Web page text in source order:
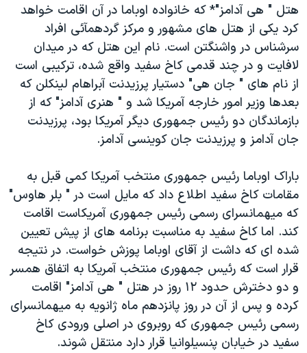
تریبونال مردمی آبان ۹۸
دادگاه حمید نوری
چهل سال گروگان‌گیری
قانون شفافیت دارائی کادر رهبری ایران
اعتراضات مردمی آبان ۹۸
اسرائیل در جنگ
همایش محافظه‌کاران آمریکا «سی‌پک»
صفحه‌های ویژه
سفر پرزیدنت ترامپ به چین
هتل " هی آدامز"* که خانواده اوباما در آن اقامت خواهد
کرد یکی از هتل های مشهور و مرکز گردهمآئی افراد
سرشناس در واشنگتن است. نام این هتل که در میدان
لافایت و در چند قدمی کاخ سفید واقع شده، ترکیبی است
از نام های " جان هی" دستیار پرزیدنت آبراهام لینکلن که
بعدها وزیر امور خارجه آمریکا شد و " هنری آدامز" که از
بازماندگان دو رئیس جمهوری دیگر آمریکا بود، پرزیدنت
جان آدامز و پرزیدنت جان کوینسی آدامز.
باراک اوباما رئیس جمهوری منتخب آمریکا کمی قبل به
مقامات کاخ سفید اطلاع داد که مایل است در " بلر هاوس"
که میهمانسرای رسمی رئیس جمهوری آمریکاست اقامت
کند. اما کاخ سفید به مناسبت برنامه های از پیش تعیین
شده ای که داشت از آقای اوباما پوزش خواست. در نتیجه
قرار است که رئیس جمهوری منتخب آمریکا به اتفاق همسر
و دو دخترش حدود ۱۲ روز در هتل " هی آدامز" اقامت
کرده و پس از آن در روز پانزدهم ماه ژانویه به میهمانسرای
رسمی رئیس جمهوری که روبروی در اصلی ورودی کاخ
سفید در خیابان پنسیلوانیا قرار دارد منتقل شوند.